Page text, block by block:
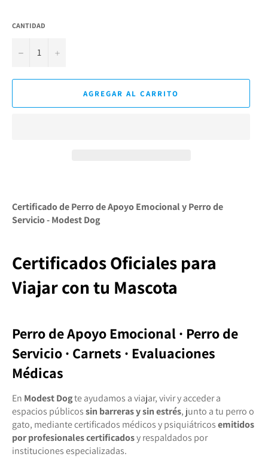
CANTIDAD
− +
AGREGAR AL CARRITO
Certificado de Perro de Apoyo Emocional y Perro de
Servicio - Modest Dog
Certificados Oficiales para
Viajar con tu Mascota
Perro de Apoyo Emocional · Perro de
Servicio · Carnets · Evaluaciones
Médicas
En Modest Dogte ayudamos a viajar, vivir y acceder a
espacios públicossin barreras y sin estrés, junto a tu perro o
gato, mediante certificados médicos y psiquiátricosemitidos
por profesionales certificadosy respaldados por
instituciones especializadas.